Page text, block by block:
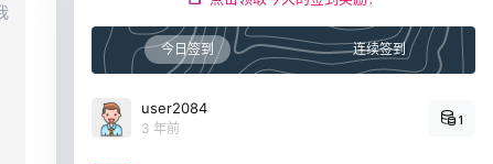
今日签到 连续签到
user2084
3 年前
1